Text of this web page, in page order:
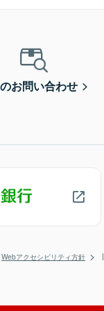
お問い合わせ
Webアクセシビリティ方針